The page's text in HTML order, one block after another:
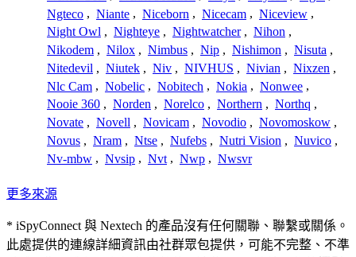
Ngteco , Niante , Niceborn , Nicecam , Niceview ,
Night Owl , Nighteye , Nightwatcher , Nihon ,
Nikodem , Nilox , Nimbus , Nip , Nishimon , Nisuta ,
Nitedevil , Niutek , Niv , NIVHUS , Nivian , Nixzen ,
Nlc Cam , Nobelic , Nobitech , Nokia , Nonwee ,
Nooie 360 , Norden , Norelco , Northern , Northq ,
Novate , Novell , Novicam , Novodio , Novomoskow ,
Novus , Nram , Ntse , Nufebs , Nutri Vision , Nuvico ,
Nv-mbw , Nvsip , Nvt , Nwp , Nwsvr
更多來源
* iSpyConnect 與 Nextech 的產品沒有任何關聯、聯繫或關係。
此處提供的連線詳細資訊由社群眾包提供，可能不完整、不準